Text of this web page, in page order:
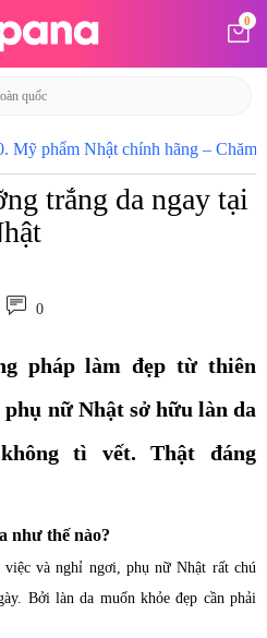
0
Mỹ phẩm Nhật chính hãng – Chăm
trắng da ngay tại
0
pháp làm đẹp từ thiên
nữ Nhật sở hữu làn da
tì vết. Thật đáng
như thế nào?
và nghỉ ngơi, phụ nữ Nhật rất chú
Bởi làn da muốn khỏe đẹp cần phải